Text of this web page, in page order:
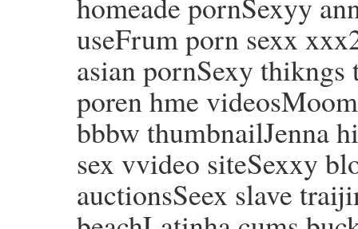
useFrum porn sexx
asian pornSexy thikngs
poren hme
bbbw thumbnailJenna
sex vvideo siteSexxy
auctionsSeex slave